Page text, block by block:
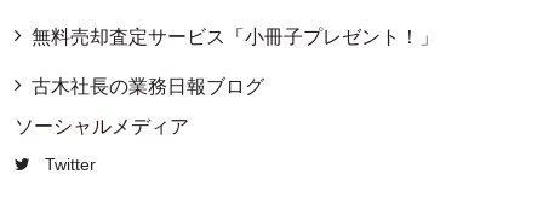
無料売却査定サービス「小冊子プレゼント！」
古木社長の業務日報ブログ
ソーシャルメディア
Twitter